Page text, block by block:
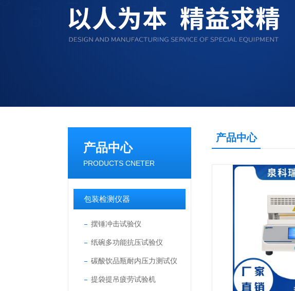
产品中心
PRODUCTS CNETER
包装检测仪器
摆锤冲击试验仪
纸碗多功能抗压试验仪
碳酸饮品瓶耐内压力测试仪
提袋提吊疲劳试验机
产品中心